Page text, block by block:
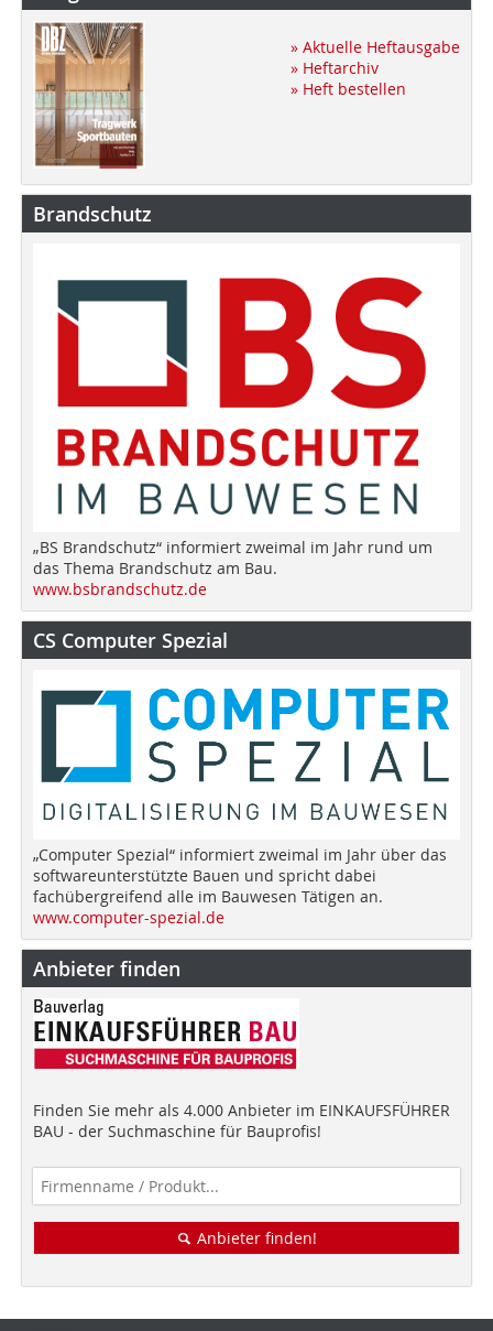
» Aktuelle Heftausgabe
» Heftarchiv
» Heft bestellen
Brandschutz
„BS Brandschutz“ informiert zweimal im Jahr rund um
das Thema Brandschutz am Bau.
www.bsbrandschutz.de
CS Computer Spezial
„Computer Spezial“ informiert zweimal im Jahr über das
softwareunterstützte Bauen und spricht dabei
fachübergreifend alle im Bauwesen Tätigen an.
www.computer-spezial.de
Anbieter finden
Finden Sie mehr als 4.000 Anbieter im EINKAUFSFÜHRER
BAU - der Suchmaschine für Bauprofis!
Anbieter finden!